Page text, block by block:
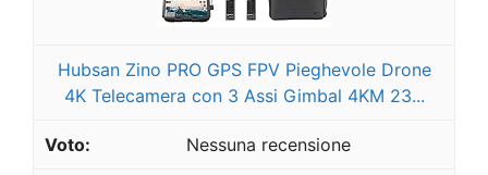
Hubsan Zino PRO GPS FPV Pieghevole Drone
4K Telecamera con 3 Assi Gimbal 4KM 23...
Nessuna recensione